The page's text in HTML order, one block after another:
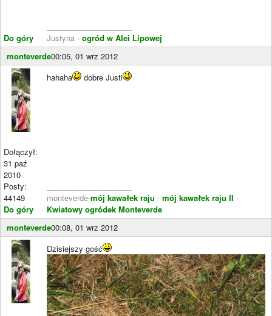
Do góry
Justyna - ogród w Alei Lipowej
monteverde00:05, 01 wrz 2012
Dołączył:
31 paź
2010
Posty:
44149
Do góry
hahaha dobre Justi
monteverde-mój kawałek raju - mój kawałek raju II -
Kwiatowy ogródek Monteverde
monteverde00:08, 01 wrz 2012
Dzisiejszy gość